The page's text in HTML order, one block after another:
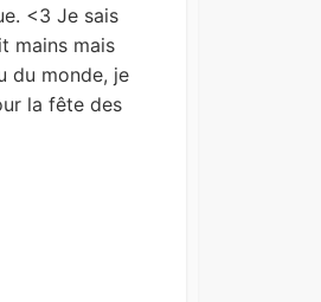
<3 Je sais
mains mais
du monde, je
la fête des